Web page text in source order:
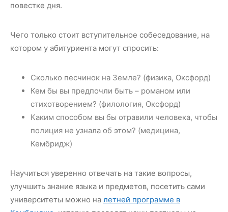
повестке дня.
Чего только стоит вступительное собеседование, на
котором у абитуриента могут спросить:
Сколько песчинок на Земле? (физика, Оксфорд)
Кем бы вы предпочли быть – романом или
стихотворением? (филология, Оксфорд)
Каким способом вы бы отравили человека, чтобы
полиция не узнала об этом? (медицина,
Кембридж)
Научиться уверенно отвечать на такие вопросы,
улучшить знание языка и предметов, посетить сами
университеты можно на летней программе в